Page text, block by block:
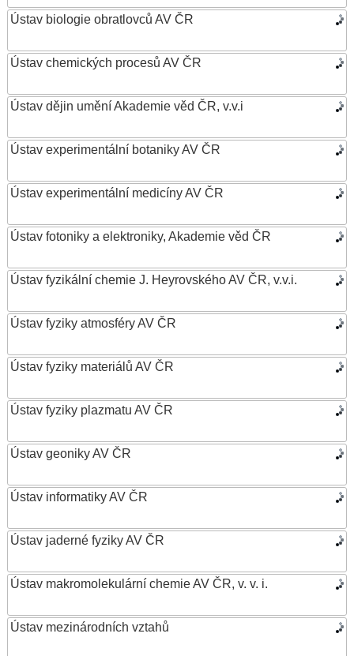
Ústav biologie obratlovců AV ČR
Ústav chemických procesů AV ČR
Ústav dějin umění Akademie věd ČR, v.v.i
Ústav experimentální botaniky AV ČR
Ústav experimentální medicíny AV ČR
Ústav fotoniky a elektroniky, Akademie věd ČR
Ústav fyzikální chemie J. Heyrovského AV ČR, v.v.i.
Ústav fyziky atmosféry AV ČR
Ústav fyziky materiálů AV ČR
Ústav fyziky plazmatu AV ČR
Ústav geoniky AV ČR
Ústav informatiky AV ČR
Ústav jaderné fyziky AV ČR
Ústav makromolekulární chemie AV ČR, v. v. i.
Ústav mezinárodních vztahů